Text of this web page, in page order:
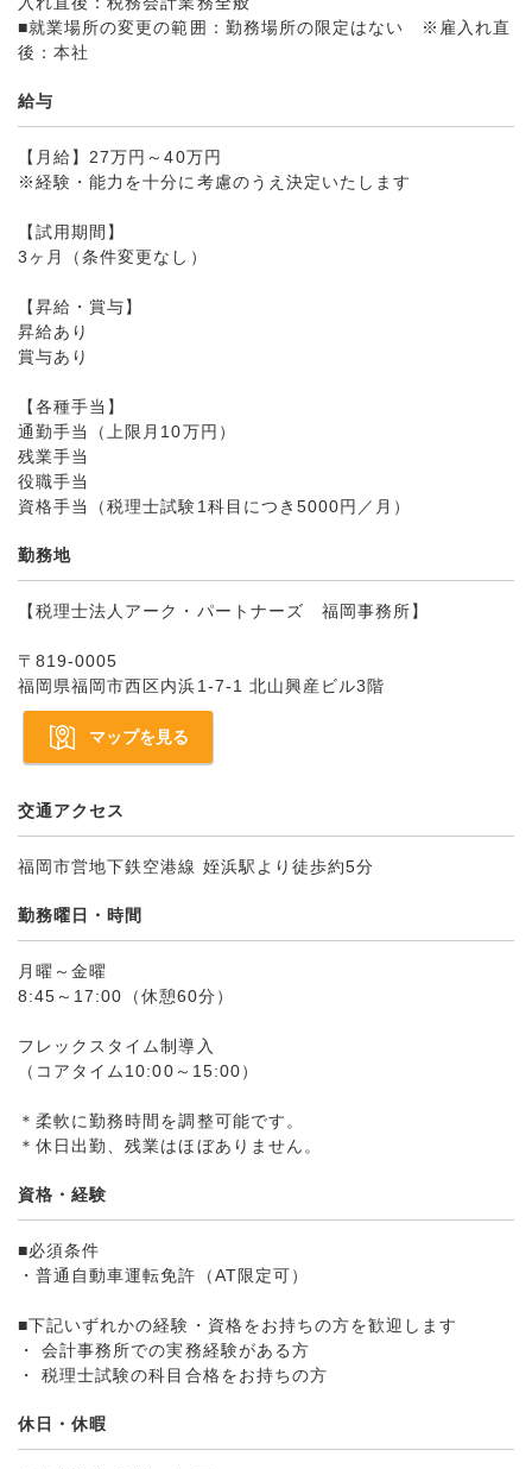
■就業場所の変更の範囲：勤務場所の限定はない ※雇入れ直
後：本社
給与
【月給】27万円～40万円
※経験・能力を十分に考慮のうえ決定いたします
【試用期間】
3ヶ月（条件変更なし）
【昇給・賞与】
昇給あり
賞与あり
【各種手当】
通勤手当（上限月10万円）
残業手当
役職手当
資格手当（税理士試験1科目につき5000円／月）
勤務地
【税理士法人アーク・パートナーズ 福岡事務所】
〒819-0005
福岡県福岡市西区内浜1-7-1 北山興産ビル3階
マップを見る
交通アクセス
福岡市営地下鉄空港線 姪浜駅より徒歩約5分
勤務曜日・時間
月曜～金曜
8:45～17:00（休憩60分）
フレックスタイム制導入
（コアタイム10:00～15:00）
＊柔軟に勤務時間を調整可能です。
＊休日出勤、残業はほぼありません。
資格・経験
■必須条件
・普通自動車運転免許（AT限定可）
■下記いずれかの経験・資格をお持ちの方を歓迎します
・ 会計事務所での実務経験がある方
・ 税理士試験の科目合格をお持ちの方
休日・休暇